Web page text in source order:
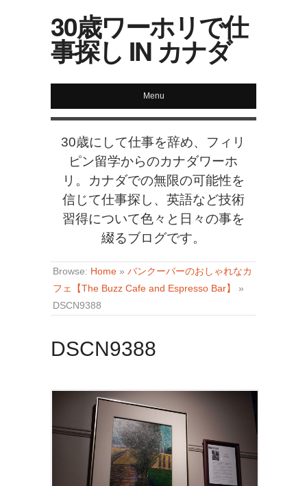
30歳ワーホリで仕
事探し IN カナダ
Menu
30歳にして仕事を辞め、フィリ
ピン留学からのカナダワーホ
リ。カナダでの無限の可能性を
信じて仕事探し、英語など技術
習得について色々と日々の事を
綴るブログです。
Browse: Home » バンクーバーのおしゃれなカ
フェ【The Buzz Cafe and Espresso Bar】
»
DSCN9388
DSCN9388